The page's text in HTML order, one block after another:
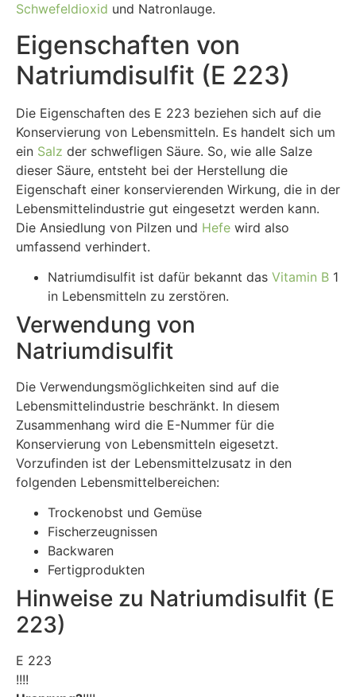
Schwefeldioxid und Natronlauge.
Eigenschaften von
Natriumdisulfit (E 223)
Die Eigenschaften des E 223 beziehen sich auf die
Konservierung von Lebensmitteln. Es handelt sich um
ein Salz der schwefligen Säure. So, wie alle Salze
dieser Säure, entsteht bei der Herstellung die
Eigenschaft einer konservierenden Wirkung, die in der
Lebensmittelindustrie gut eingesetzt werden kann.
Die Ansiedlung von Pilzen und Hefe wird also
umfassend verhindert.
Natriumdisulfit ist dafür bekannt das Vitamin B 1
in Lebensmitteln zu zerstören.
Verwendung von
Natriumdisulfit
Die Verwendungsmöglichkeiten sind auf die
Lebensmittelindustrie beschränkt. In diesem
Zusammenhang wird die E-Nummer für die
Konservierung von Lebensmitteln eigesetzt.
Vorzufinden ist der Lebensmittelzusatz in den
folgenden Lebensmittelbereichen:
Trockenobst und Gemüse
Fischerzeugnissen
Backwaren
Fertigprodukten
Hinweise zu Natriumdisulfit (E
223)
E 223
!!!!